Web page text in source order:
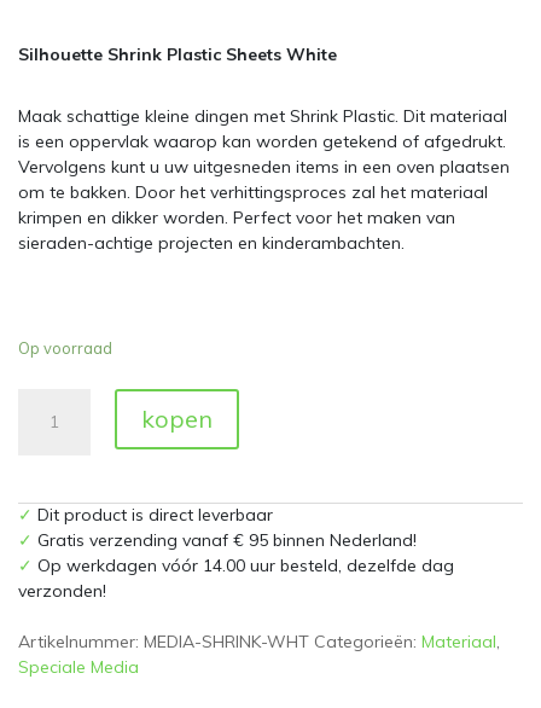
Silhouette Shrink Plastic Sheets White
Maak schattige kleine dingen met Shrink Plastic. Dit materiaal
is een oppervlak waarop kan worden getekend of afgedrukt.
Vervolgens kunt u uw uitgesneden items in een oven plaatsen
om te bakken. Door het verhittingsproces zal het materiaal
krimpen en dikker worden. Perfect voor het maken van
sieraden-achtige projecten en kinderambachten.
Op voorraad
Shrink
White
aantal
kopen
✓ Dit product is direct leverbaar
✓ Gratis verzending vanaf € 95 binnen Nederland!
✓ Op werkdagen vóór 14.00 uur besteld, dezelfde dag
verzonden!
Artikelnummer: MEDIA-SHRINK-WHT Categorieën: Materiaal,
Speciale Media